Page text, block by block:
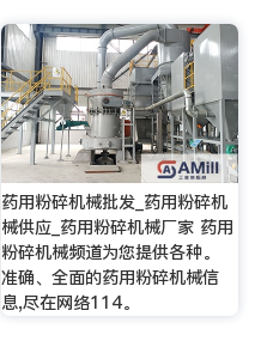
药用粉碎机械批发_药用粉碎机
械供应_药用粉碎机械厂家 药用
粉碎机械频道为您提供各种。
准确、全面的药用粉碎机械信
息,尽在网络114。